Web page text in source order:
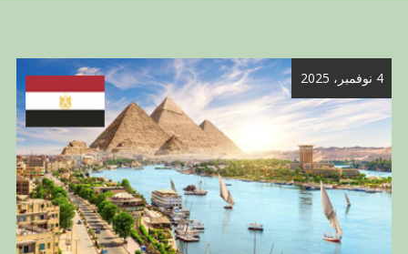
4 نوفمبر، 2025